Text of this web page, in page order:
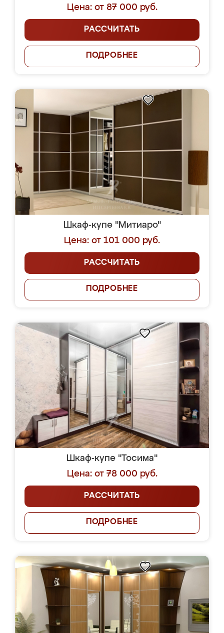
Цена: от 87 000 руб.
РАССЧИТАТЬ
ПОДРОБНЕЕ
Шкаф-купе "Митиаро"
Цена: от 101 000 руб.
РАССЧИТАТЬ
ПОДРОБНЕЕ
Шкаф-купе "Тосима"
Цена: от 78 000 руб.
РАССЧИТАТЬ
ПОДРОБНЕЕ